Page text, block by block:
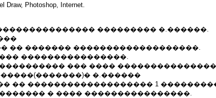
Photoshop, Internet.
��������� �.������.
�� ������� �������������������.
����������������.
��� ����
������(�������)� �.������
�� ������������������� 1
� ���� ����������������.